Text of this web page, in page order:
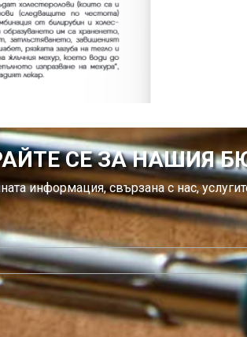
СЕ ЗА НАШИЯ
информация, свързана с нас,